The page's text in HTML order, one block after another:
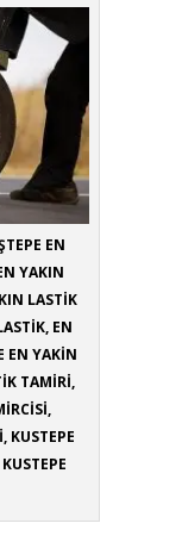
EN
YAKIN
LASTİK
EN
EN YAKİN
TAMİRİ,
KUSTEPE